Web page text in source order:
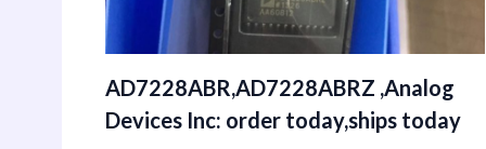
AD7228ABR,AD7228ABRZ ,Analog
Devices Inc: order today,ships today